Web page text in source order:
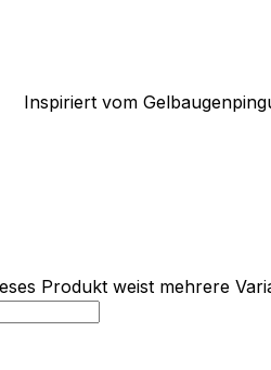
Inspiriert vom
Produkt weist mehrere